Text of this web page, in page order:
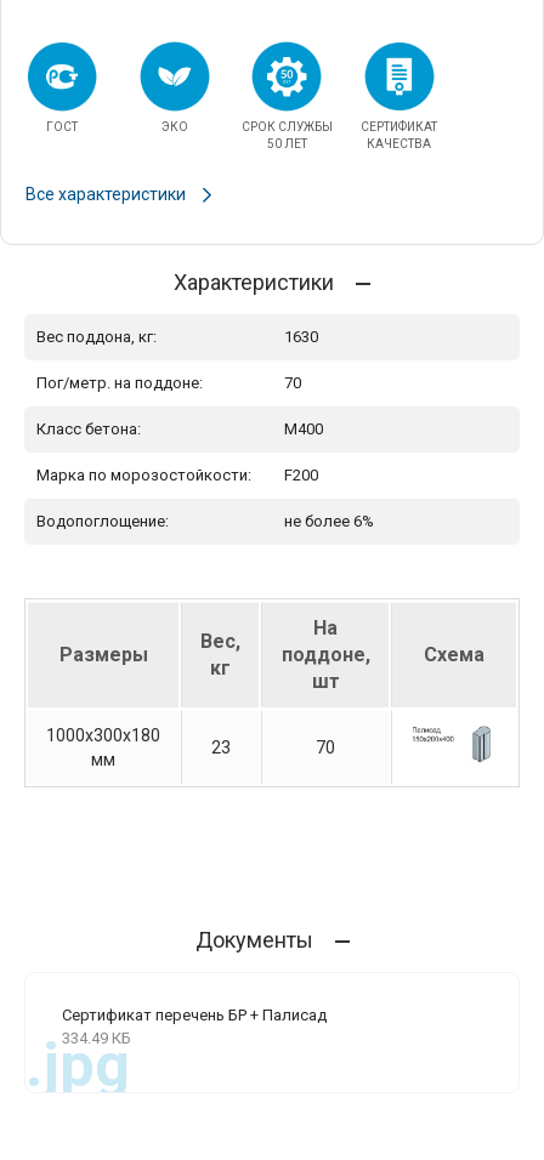
ГОСТ ЭКО
СРОК СЛУЖБЫ
50 ЛЕТ
СЕРТИФИКАТ
КАЧЕСТВА
Все характеристики
Характеристики
Вес поддона, кг: 1630
Пог/метр. на поддоне: 70
Класс бетона: М400
Марка по морозостойкости: F200
Водопоглощение: не более 6%
Размеры
Вес,
кг
На
поддоне,
шт
Схема
1000х300х180
мм
23 70
Документы
Сертификат перечень БР + Палисад
334.49 КБ
.jpg